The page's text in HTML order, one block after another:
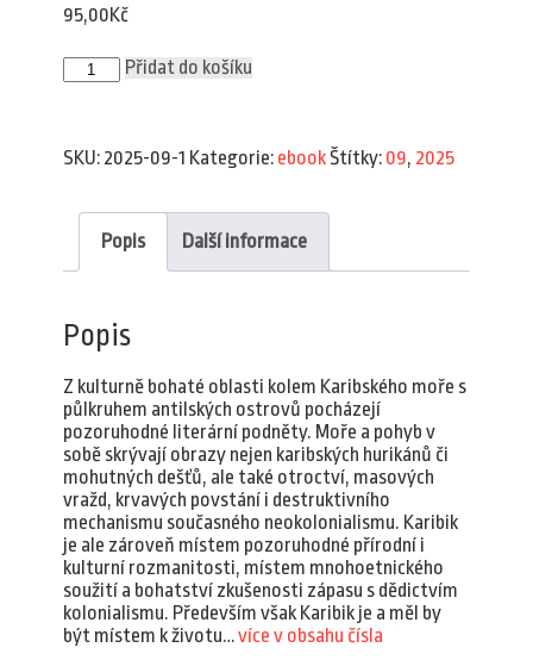
95,00Kč
Plav
9/2025
Přidat do košíku
SKU: 2025-09-1 Kategorie: ebookŠtítky: 09, 2025
Popis Další informace
Popis
Z kulturně bohaté oblasti kolem Karibského moře s
půlkruhem antilských ostrovů pocházejí
pozoruhodné literární podněty. Moře a pohyb v
sobě skrývají obrazy nejen karibských hurikánů či
mohutných dešťů, ale také otroctví, masových
vražd, krvavých povstání i destruktivního
mechanismu současného neokolonialismu. Karibik
je ale zároveň místem pozoruhodné přírodní i
kulturní rozmanitosti, místem mnohoetnického
soužití a bohatství zkušenosti zápasu s dědictvím
kolonialismu. Především však Karibik je a měl by
být místem k životu…více v obsahu čísla